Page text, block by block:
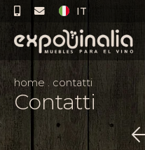
IT
home . contatti
Contatti